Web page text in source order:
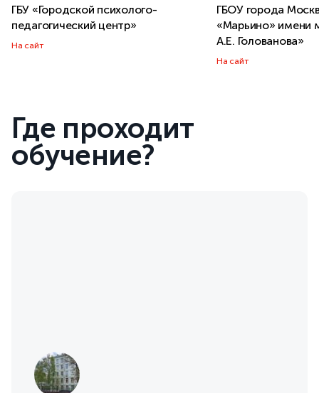
ГБУ «Городской психолого-
педагогический центр»
На сайт
ГБОУ города
«Марьино» имени
А.Е. Голованова»
На сайт
Где проходит
обучение?